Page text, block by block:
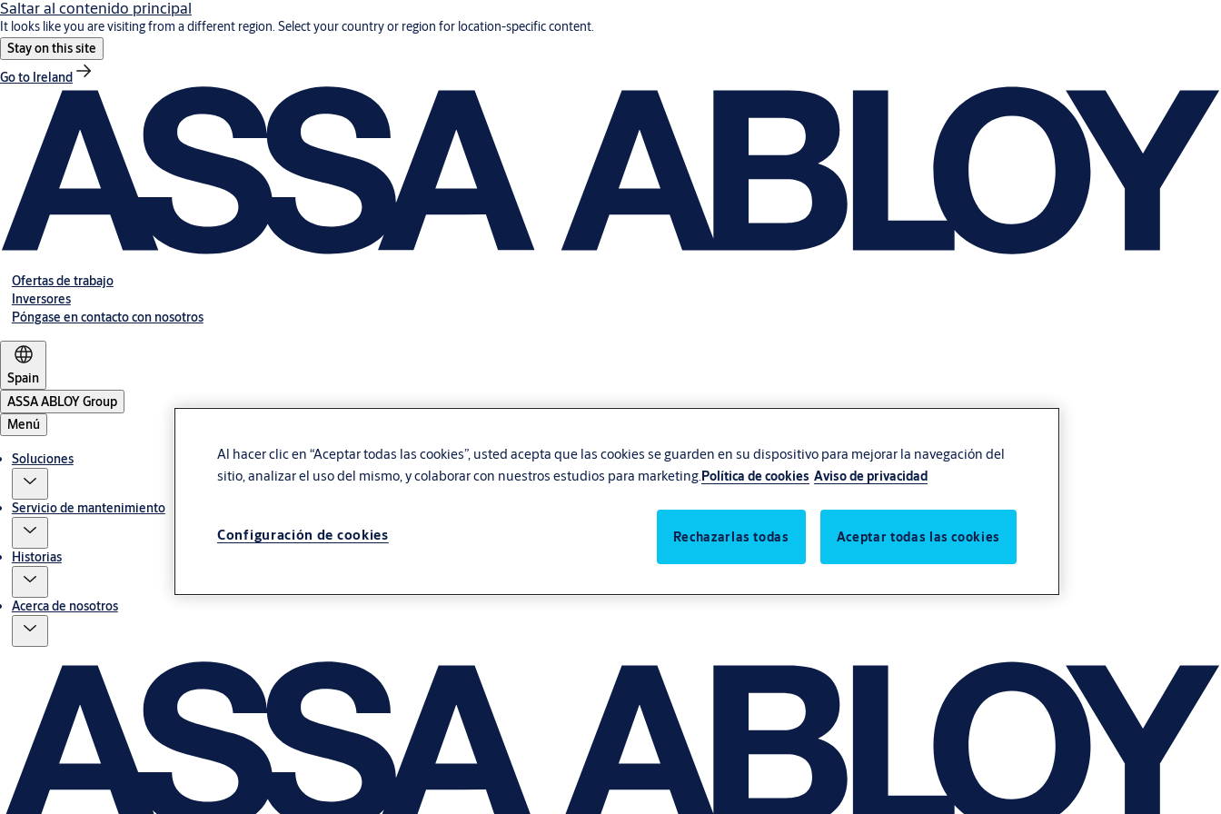
Saltar al contenido principal
It looks like you are visiting from a different region. Select your country or region for location-specific content.
Stay on this site
Go to Ireland
Ofertas de trabajo
Inversores
Póngase en contacto con nosotros
Spain
ASSA ABLOY Group
Menú
Soluciones
Servicio de mantenimiento
Historias
Acerca de nosotros
Al hacer clic en “Aceptar todas las cookies”, usted acepta que las cookies se guarden en su dispositivo para mejorar la navegación del
sitio, analizar el uso del mismo, y colaborar con nuestros estudios para marketing.Política de cookies Aviso de privacidad
Configuración de cookies Rechazarlas todas Aceptar todas las cookies